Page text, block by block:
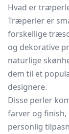
Hvad er
Træperler er
forskellige
og dekorative
naturlige
dem til et
designere.
Disse perler
farver og
personlig